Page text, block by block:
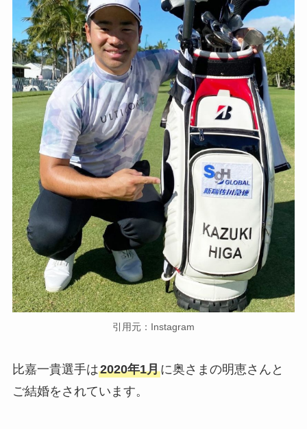
引用元：Instagram
比嘉一貴選手は2020年1月に奥さまの明恵さんと
ご結婚をされています。